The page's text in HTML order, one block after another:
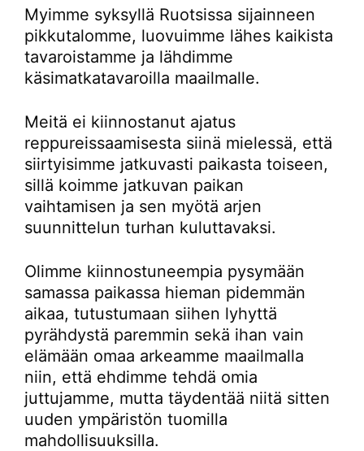
Myimme syksyllä Ruotsissa sijainneen
pikkutalomme, luovuimme lähes kaikista
tavaroistamme ja lähdimme
käsimatkatavaroilla maailmalle.
Meitä ei kiinnostanut ajatus
reppureissaamisesta siinä mielessä, että
siirtyisimme jatkuvasti paikasta toiseen,
sillä koimme jatkuvan paikan
vaihtamisen ja sen myötä arjen
suunnittelun turhan kuluttavaksi.
Olimme kiinnostuneempia pysymään
samassa paikassa hieman pidemmän
aikaa, tutustumaan siihen lyhyttä
pyrähdystä paremmin sekä ihan vain
elämään omaa arkeamme maailmalla
niin, että ehdimme tehdä omia
juttujamme, mutta täydentää niitä sitten
uuden ympäristön tuomilla
mahdollisuuksilla.